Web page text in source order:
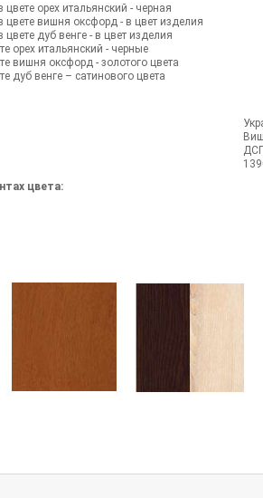
орех итальянский - черная
цвете вишня оксфорд - в цвет изделия
дуб венге - в цвет изделия
орех итальянский - черные
вишня оксфорд - золотого цвета
дуб венге – сатинового цвета
цвета: